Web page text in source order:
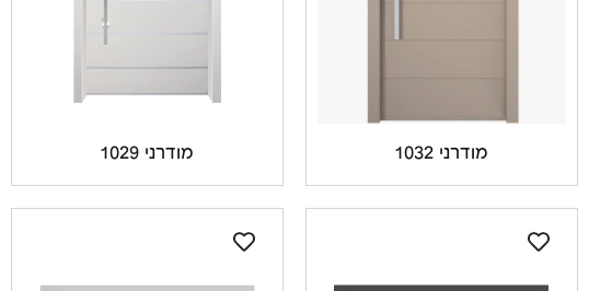
מודרני 1032 מודרני 1029